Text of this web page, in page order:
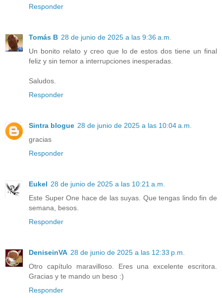
Responder
Tomás B 28 de junio de 2025 a las 9:36 a.m.
Un bonito relato y creo que lo de estos dos tiene un final
feliz y sin temor a interrupciones inesperadas.
Saludos.
Responder
Sintra blogue 28 de junio de 2025 a las 10:04 a.m.
gracias
Responder
Eukel 28 de junio de 2025 a las 10:21 a.m.
Este Super One hace de las suyas. Que tengas lindo fin de
semana, besos.
Responder
DeniseinVA 28 de junio de 2025 a las 12:33 p.m.
Otro capítulo maravilloso. Eres una excelente escritora.
Gracias y te mando un beso :)
Responder